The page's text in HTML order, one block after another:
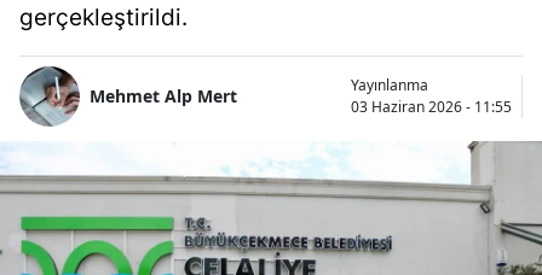
gerçekleştirildi.
Mehmet Alp Mert
Yayınlanma
03 Haziran 2026 - 11:55